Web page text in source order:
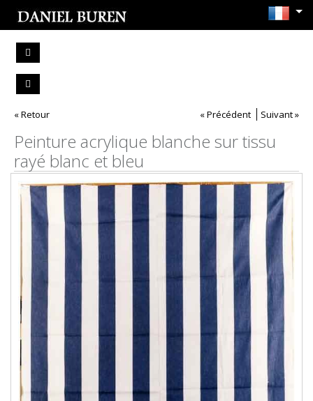
« Retour « Précédent Suivant »
Peinture acrylique blanche sur tissu
rayé blanc et bleu